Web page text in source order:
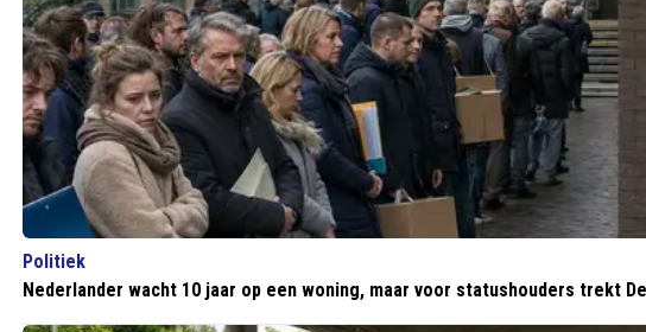
Politiek
Nederlander wacht 10 jaar op een woning, maar voor statushouders trekt